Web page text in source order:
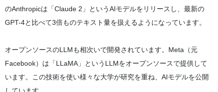
のAnthropicは「Claude 2」というAIモデルをリリースし、最新の
GPT-4と比べて3倍ものテキスト量を扱えるようになっています。
オープンソースのLLMも相次いで開発されています。Meta（元
Facebook）は「LLaMA」というLLMをオープンソースで提供して
います。この技術を使い様々な大学が研究を重ね、AIモデルを公開